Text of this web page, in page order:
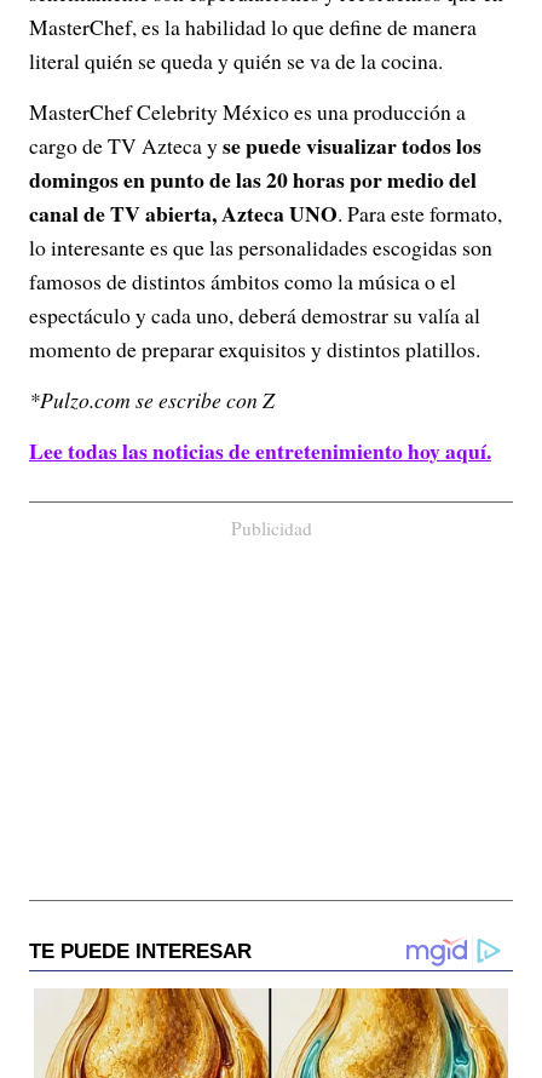
MasterChef, es la habilidad lo que define de manera
literal quién se queda y quién se va de la cocina.
MasterChef Celebrity México es una producción a
cargo de TV Azteca yse puede visualizar todos los
domingos en punto de las 20 horas por medio del
canal de TV abierta, Azteca UNO. Para este formato,
lo interesante es que las personalidades escogidas son
famosos de distintos ámbitos como la música o el
espectáculo y cada uno, deberá demostrar su valía al
momento de preparar exquisitos y distintos platillos.
*Pulzo.com se escribe con Z
Lee todas las noticias de entretenimiento hoy aquí.
Publicidad